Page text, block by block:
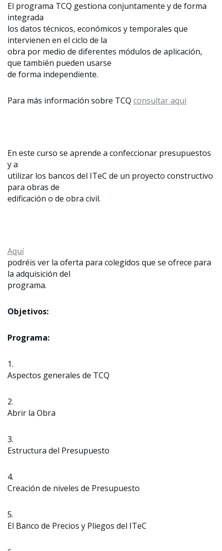
El programa TCQ gestiona conjuntamente y de forma
integrada
los datos técnicos, económicos y temporales que
intervienen en el ciclo de la
obra por medio de diferentes módulos de aplicación,
que también pueden usarse
de forma independiente.
Para más información sobre TCQ consultar aquí
En este curso se aprende a confeccionar presupuestos
y a
utilizar los bancos del ITeC de un proyecto constructivo
para obras de
edificación o de obra civil.
Aquí
podréis ver la oferta para colegidos que se ofrece para
la adquisición del
programa.
Objetivos:
Programa:
1.
Aspectos generales de TCQ
2.
Abrir la Obra
3.
Estructura del Presupuesto
4.
Creación de niveles de Presupuesto
5.
El Banco de Precios y Pliegos del ITeC